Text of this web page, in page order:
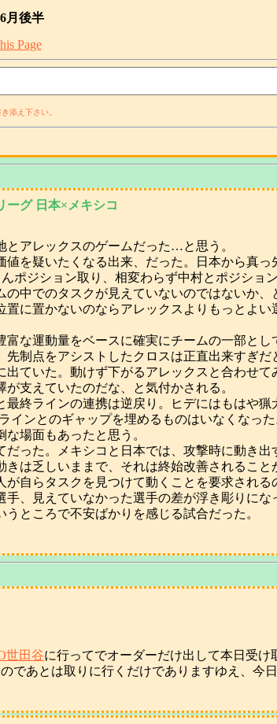
月後半
Page
添え下さい。
ーグ 日本×メキシコ
とアレックスのゲームだった…と思う。
値を疑いたくなる出来、だった。日本から真
ポジション取り、相変わらず中村とポジショ
中でのタスクが見えていないのではないか
置に置かないのならアレックスよりもっとよ
な運動量をベースに確実にチームの一部と
制点をアシストしたクロスは正直出来すぎ
ていた。動けず下がるアレックスと合わせ
支えていたのだな、と気付かされる。
終ラインの連携は逆戻り。ヒデにはもはや
インとのギャップを埋めるものはいなくなっ
場面もあったと思う。
った。メキシコと日本では、攻撃時に動き
は乏しいままで、それは終始改善されること
自らタスクを見つけて動くことを要求され
、見えていなかった選手の差が浮き彫りに
ところで不安ばかりを感じる試合だった。
世田谷に行ってでオーダーだけ出して本日受
であとは取りに行くだけでありますゆえ、今